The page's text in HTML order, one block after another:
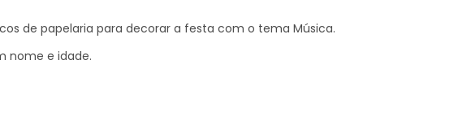
de papelaria para decorar a festa com o tema Música.
nome e idade.